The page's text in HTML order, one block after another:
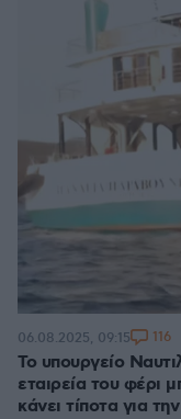
Το υπουργείο
εταιρεία του φέρι
κάνει τίποτα για
06.08.2025, 09:15 116